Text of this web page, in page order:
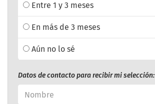
Entre 1 y 3 meses
En más de 3 meses
Aún no lo sé
Datos de contacto para recibir mi selección: